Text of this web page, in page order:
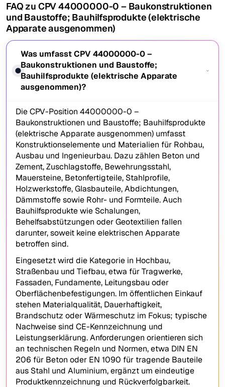
FAQ zu CPV 44000000-0 – Baukonstruktionen
und Baustoffe; Bauhilfsprodukte (elektrische
Apparate ausgenommen)
Was umfasst CPV 44000000-0 –
Baukonstruktionen und Baustoffe;
Bauhilfsprodukte (elektrische Apparate
ausgenommen)?
Die CPV-Position 44000000-0 –
Baukonstruktionen und Baustoffe; Bauhilfsprodukte
(elektrische Apparate ausgenommen) umfasst
Konstruktionselemente und Materialien für Rohbau,
Ausbau und Ingenieurbau. Dazu zählen Beton und
Zement, Zuschlagstoffe, Bewehrungsstahl,
Mauersteine, Betonfertigteile, Stahlprofile,
Holzwerkstoffe, Glasbauteile, Abdichtungen,
Dämmstoffe sowie Rohr- und Formteile. Auch
Bauhilfsprodukte wie Schalungen,
Behelfsabstützungen oder Geotextilien fallen
darunter, soweit keine elektrischen Apparate
betroffen sind.
Eingesetzt wird die Kategorie in Hochbau,
Straßenbau und Tiefbau, etwa für Tragwerke,
Fassaden, Fundamente, Leitungsbau oder
Oberflächenbefestigungen. Im öffentlichen Einkauf
stehen Materialqualität, Dauerhaftigkeit,
Brandschutz oder Wärmeschutz im Fokus; typische
Nachweise sind CE-Kennzeichnung und
Leistungserklärung. Anforderungen orientieren sich
an technischen Regeln und Normen, etwa DIN EN
206 für Beton oder EN 1090 für tragende Bauteile
aus Stahl und Aluminium, ergänzt um eindeutige
Produktkennzeichnung und Rückverfolgbarkeit.